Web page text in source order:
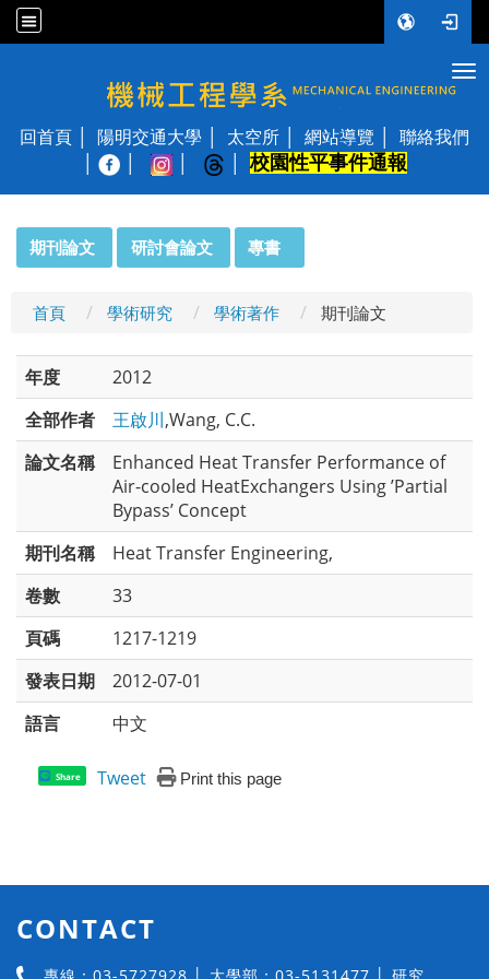
國立陽明交通大學 機械工程學系
回首頁 陽明交通大學 太空所 網站導覽
聯絡我們
校園性平事件通報
期刊論文 研討會論文 專書
首頁 學術研究 學術著作 期刊論文
年度
2012
全部作者
王啟川,Wang, C.C.
論文名稱
Enhanced Heat Transfer Performance of
Air-cooled HeatExchangers Using ’Partial
Bypass’ Concept
期刊名稱
Heat Transfer Engineering,
卷數
33
頁碼
1217-1219
發表日期
2012-07-01
語言
中文
Share Tweet Print this page
CONTACT